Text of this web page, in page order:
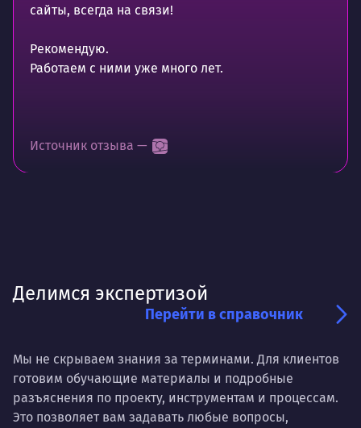
сайты, всегда на связи!
Рекомендую.
Работаем с ними уже много лет.
Источник отзыва —
Делимся экспертизой
Перейти в справочник
Мы не скрываем знания за терминами. Для клиентов
готовим обучающие материалы и подробные
разъяснения по проекту, инструментам и процессам.
Это позволяет вам задавать любые вопросы,